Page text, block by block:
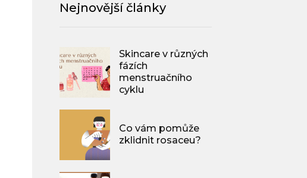
Nejnovější články
Skincare v různých
fázích
menstruačního
cyklu
Co vám pomůže
zklidnit rosaceu?